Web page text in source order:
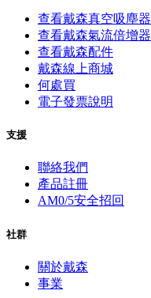
查看戴森真空吸塵器
查看戴森氣流倍增器
查看戴森配件
戴森線上商城
何處買
電子發票說明
支援
聯絡我們
產品註冊
AM0/5安全招回
社群
關於戴森
事業